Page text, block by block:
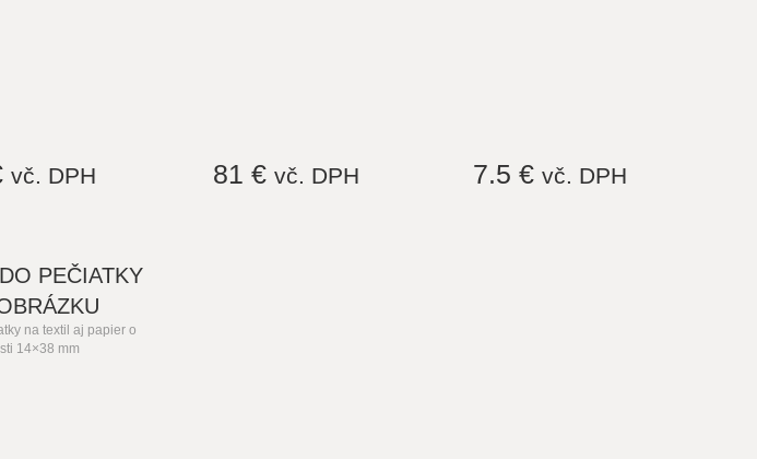
vč. DPH 81 € vč. DPH 7.5 € vč. DPH
PEČIATKY
na textil aj papier o
14×38 mm